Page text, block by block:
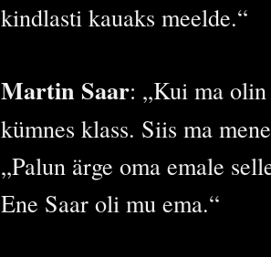
kindlasti kauaks meelde.“
Martin Saar: „Kui ma
kümnes klass. Siis ma
„Palun ärge oma emale
Ene Saar oli mu ema.“